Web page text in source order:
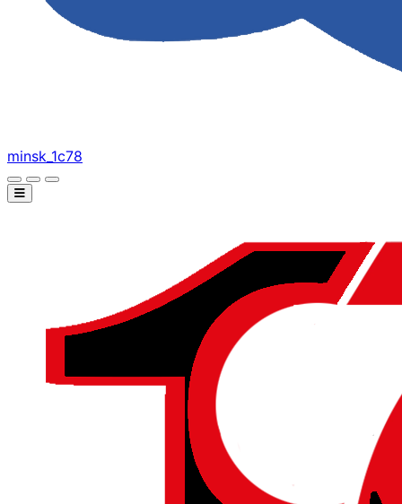
minsk_1c78